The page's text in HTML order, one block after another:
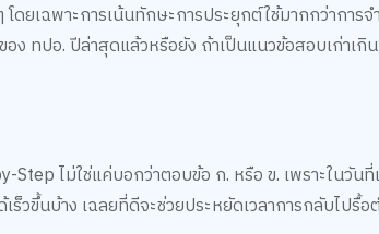
ยเฉพาะการเน้นทักษะการประยุกต์ใช้มากกว่าการ
ทปอ. ปีล่าสุดแล้วหรือยัง ถ้าเป็นแนวข้อสอบเก่าเกิ
ไม่ใช่แค่บอกว่าตอบข้อ ก. หรือ ข. เพราะในวันที่เ
ขึ้นบ้าง เฉลยที่ดีจะช่วยประหยัดเวลาการกลับไปรื้อต